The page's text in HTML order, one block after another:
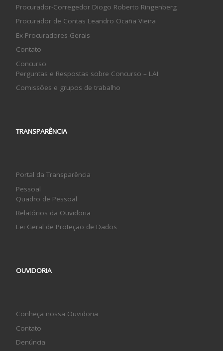
Procurador-Corregedor Diogo Roberto Ringenberg
Procurador de Contas Leandro Ocaña Vieira
Ex-Procuradores-Gerais
Contato
Concurso
Perguntas e Respostas sobre Concurso – LAI
Comissões e grupos de trabalho
TRANSPARÊNCIA
Portal da Transparência
Pessoal
Quadro de Pessoal
Relatórios da Ouvidoria
Lei Geral de Proteção de Dados
OUVIDORIA
Conheça nossa Ouvidoria
Contato
Denúncia